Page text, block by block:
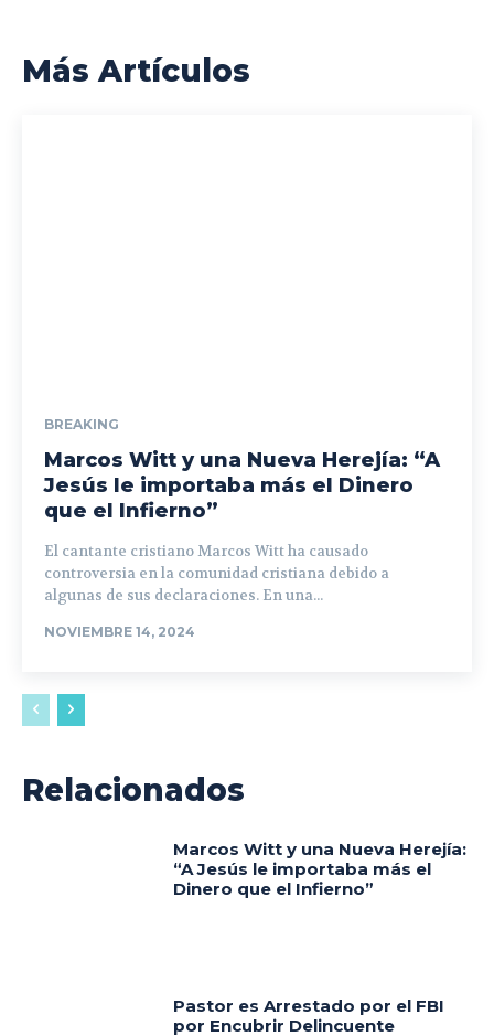
Más Artículos
BREAKING
Marcos Witt y una Nueva Herejía: “A
Jesús le importaba más el Dinero
que el Infierno”
El cantante cristiano Marcos Witt ha causado
controversia en la comunidad cristiana debido a
algunas de sus declaraciones. En una...
NOVIEMBRE 14, 2024
Relacionados
Marcos Witt y una Nueva Herejía:
“A Jesús le importaba más el
Dinero que el Infierno”
Pastor es Arrestado por el FBI
por Encubrir Delincuente